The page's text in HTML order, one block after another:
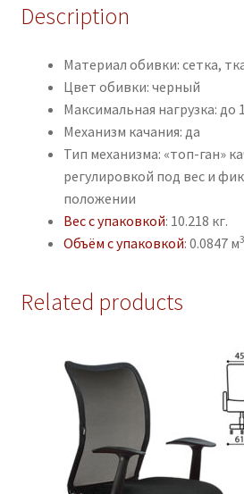
Description
Материал обивки: сетка,
Цвет обивки: черный
Максимальная нагрузка: до
Механизм качания: да
Тип механизма: «топ-ган»
регулировкой под вес и
положении
Вес с упаковкой: 10.218 кг.
Объём с упаковкой: 0.0847 м3
Related products